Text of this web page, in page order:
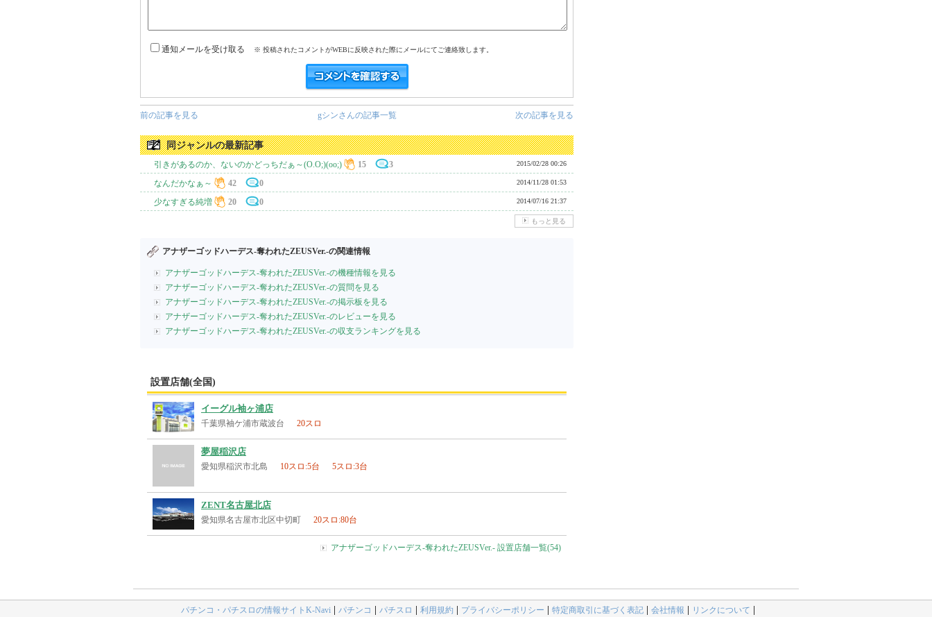
通知メールを受け取る ※ 投稿されたコメントがWEBに反映された際にメールにてご連絡致します。
前の記事を見る gシンさんの記事一覧 次の記事を見る
同ジャンルの最新記事
引きがあるのか、ないのかどっちだぁ～(O.O;)(oo;) 15 3 2015/02/28 00:26
なんだかなぁ～ 42 0 2014/11/28 01:53
少なすぎる純増 20 0 2014/07/16 21:37
もっと見る
アナザーゴッドハーデス-奪われたZEUSVer.-の関連情報
アナザーゴッドハーデス-奪われたZEUSVer.-の機種情報を見る
アナザーゴッドハーデス-奪われたZEUSVer.-の質問を見る
アナザーゴッドハーデス-奪われたZEUSVer.-の掲示板を見る
アナザーゴッドハーデス-奪われたZEUSVer.-のレビューを見る
アナザーゴッドハーデス-奪われたZEUSVer.-の収支ランキングを見る
設置店舗(全国)
イーグル袖ヶ浦店
千葉県袖ケ浦市蔵波台 20スロ
夢屋稲沢店
愛知県稲沢市北島 10スロ:5台 5スロ:3台
ZENT名古屋北店
愛知県名古屋市北区中切町 20スロ:80台
アナザーゴッドハーデス-奪われたZEUSVer.- 設置店舗一覧(54)
パチンコ・パチスロの情報サイトK-Navi パチンコ パチスロ 利用規約 プライバシーポリシー 特定商取引に基づく表記 会社情報 リンクについて